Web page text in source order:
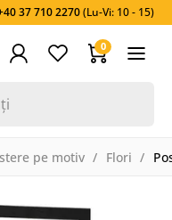
37 710 2270(Lu-Vi: 10 - 15)
0
pe motiv Flori